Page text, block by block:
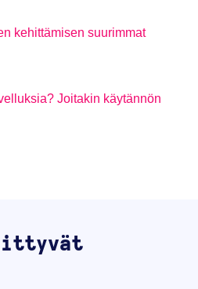
kehittämisen suurimmat
Joitakin käytännön